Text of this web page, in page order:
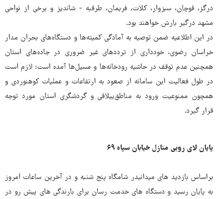
درگز، قوچان، سبزوار، کلات، فریمان، طرقبه - شاندیز و برخی از نواحی
مشهد درگیر بارش خواهند بود.
در این اطلاعیه ضمن توصیه به آمادگی کمیته‌ها و دستگاه‌های بحران مدار
خراسان رضوی، خودداری از ترددهای غیر ضروری در جاده‌های استان
همچنین عدم توقف در حاشیه رودخانه‌ها و مسیل‌ها آمده است: لازم است
در طول فعالیت این سامانه از صعود به ارتفاعات و عملیات کوهنوردی و
همچون ممنوعیت ورود به مناطق‌ییلاقی و گردشگری استان مورد توجه
قرار گیرد.
پایان لای روبی منازل خیابان سپاه ۶۹
براساس بازدید های میدانیدر شامگاه پنج شنبه و در آخرین ساعات امروز
به پایان رسید و دستگاه های خدمت رسان برای بارندگی های پیش رو در